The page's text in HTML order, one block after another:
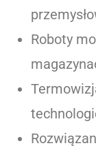
Roboty